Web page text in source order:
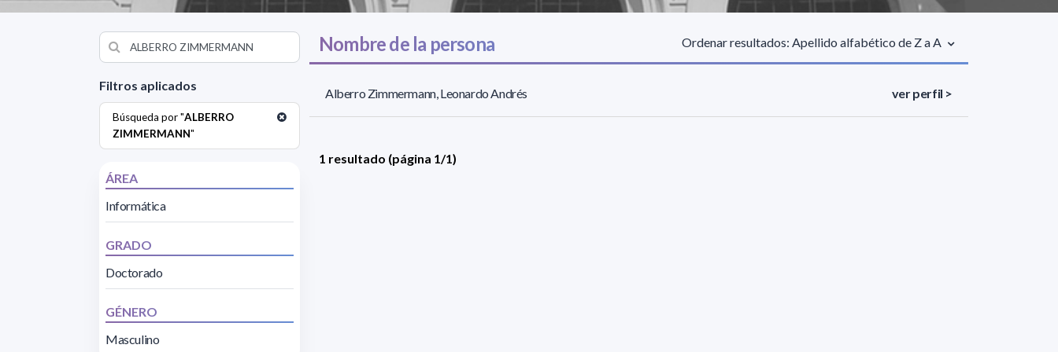
Filtros aplicados
Búsqueda por "ALBERRO
ZIMMERMANN"
ÁREA
Informática
GRADO
Doctorado
GÉNERO
Masculino
Nombre de la persona Ordenar resultados: Apellido alfabético de Z a A
Alberro Zimmermann, Leonardo Andrés ver perfil >
1 resultado (página 1/1)